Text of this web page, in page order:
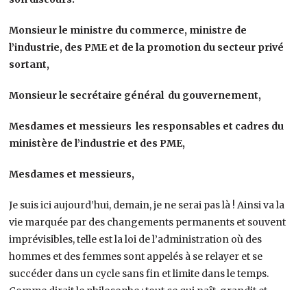
Monsieur le ministre du commerce, ministre de
l’industrie, des PME et de la promotion du secteur privé
sortant,
Monsieur le secrétaire général du gouvernement,
Mesdames et messieurs les responsables et cadres du
ministère de l’industrie et des PME,
Mesdames et messieurs,
Je suis ici aujourd’hui, demain, je ne serai pas là ! Ainsi va la
vie marquée par des changements permanents et souvent
imprévisibles, telle est la loi de l’administration où des
hommes et des femmes sont appelés à se relayer et se
succéder dans un cycle sans fin et limite dans le temps.